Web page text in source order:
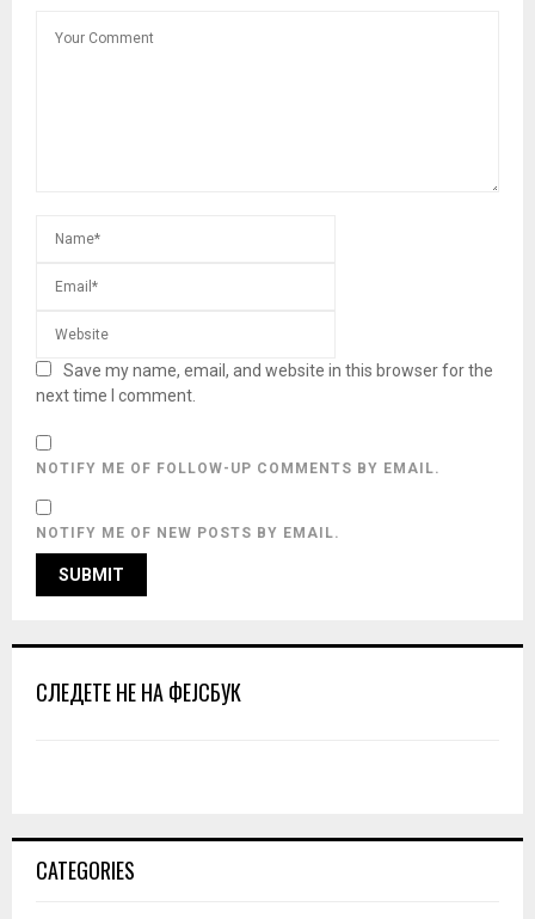
Save my name, email, and website in this browser for the
next time I comment.
NOTIFY ME OF FOLLOW-UP COMMENTS BY EMAIL.
NOTIFY ME OF NEW POSTS BY EMAIL.
СЛЕДЕТЕ НЕ НА ФЕЈСБУК
CATEGORIES